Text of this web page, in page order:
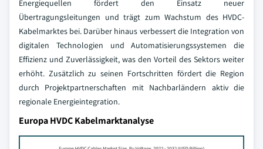
Energiequellen fördert den Einsatz neuer
Übertragungsleitungen und trägt zum Wachstum des HVDC-
Kabelmarktes bei. Darüber hinaus verbessert die Integration von
digitalen Technologien und Automatisierungssystemen die
Effizienz und Zuverlässigkeit, was den Vorteil des Sektors weiter
erhöht. Zusätzlich zu seinen Fortschritten fördert die Region
durch Projektpartnerschaften mit Nachbarländern aktiv die
regionale Energieintegration.
Europa HVDC Kabelmarktanalyse